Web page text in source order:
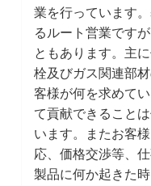
業を行っています
るルート営業です
ともあります。主
栓及びガス関連部
客様が何を求めて
て貢献できること
います。またお客
応、価格交渉等、
製品に何か起きた